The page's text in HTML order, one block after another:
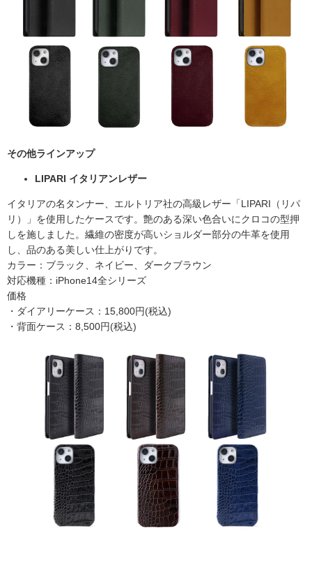
その他ラインアップ
LIPARI イタリアンレザー
イタリアの名タンナー、エルトリア社の高級レザー「LIPARI（リパ
リ）」を使用したケースです。艶のある深い色合いにクロコの型押
しを施しました。繊維の密度が高いショルダー部分の牛革を使用
し、品のある美しい仕上がりです。
カラー：ブラック、ネイビー、ダークブラウン
対応機種：iPhone14全シリーズ
価格
・ダイアリーケース：15,800円(税込)
・背面ケース：8,500円(税込)